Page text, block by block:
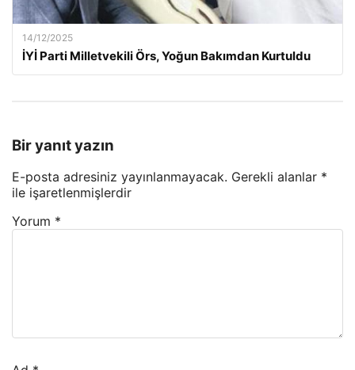
14/12/2025
İYİ Parti Milletvekili Örs, Yoğun Bakımdan Kurtuldu
Bir yanıt yazın
E-posta adresiniz yayınlanmayacak. Gerekli alanlar *
ile işaretlenmişlerdir
Yorum *